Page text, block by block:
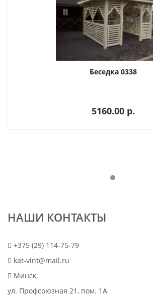
Беседка 0338
5160.00 p.
НАШИ КОНТАКТЫ
+375 (29) 114-75-79
kat-vint@mail.ru
Минск,
ул. Профсоюзная 21, пом. 1А